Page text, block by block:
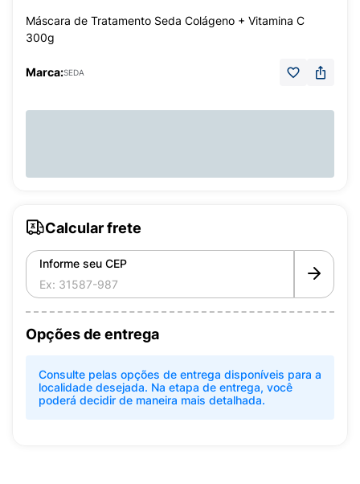
Máscara de Tratamento Seda Colágeno + Vitamina C
300g
Marca:SEDA
Calcular frete
Informe seu CEP
Opções de entrega
Consulte pelas opções de entrega disponíveis para a
localidade desejada. Na etapa de entrega, você
poderá decidir de maneira mais detalhada.